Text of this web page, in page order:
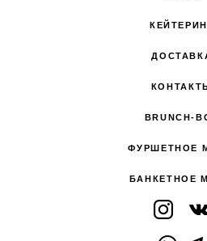
BRUNCH-
ФУРШЕТНОЕ
БАНКЕТНОЕ